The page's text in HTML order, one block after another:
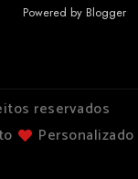
Powered by Blogger
reservados